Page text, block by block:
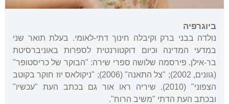
ביוגרפיה
נולדה בבני ברק וקיבלה חינוך דתי-לאומי. בעלת תואר שני
במדעי המדינה וכיום דוקטורנטית לספרות באוניברסיטת
בר-אילן. פירסמה שלושה ספרי שירה: "הבוקר של כריסטופר"
(גוונים, 2002); "צל התאנה" (2006); "ניקולאס יוז חוקר בקוטב
הצפוני" (2010). שיריה ראו אור גם בכתב העת "עכשיו"
ובכתב העת הדתי "משיב הרוח".